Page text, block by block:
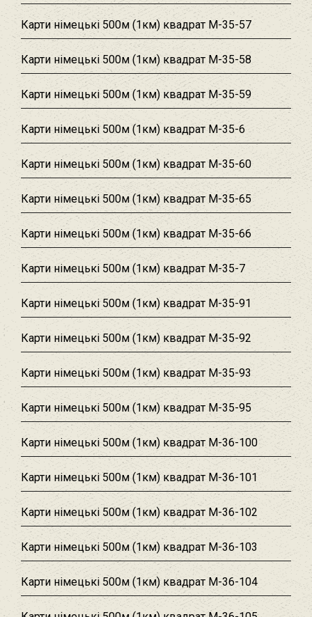
Карти німецькі 500м (1км) квадрат M-35-57
Карти німецькі 500м (1км) квадрат M-35-58
Карти німецькі 500м (1км) квадрат M-35-59
Карти німецькі 500м (1км) квадрат M-35-6
Карти німецькі 500м (1км) квадрат M-35-60
Карти німецькі 500м (1км) квадрат M-35-65
Карти німецькі 500м (1км) квадрат M-35-66
Карти німецькі 500м (1км) квадрат M-35-7
Карти німецькі 500м (1км) квадрат M-35-91
Карти німецькі 500м (1км) квадрат M-35-92
Карти німецькі 500м (1км) квадрат M-35-93
Карти німецькі 500м (1км) квадрат M-35-95
Карти німецькі 500м (1км) квадрат M-36-100
Карти німецькі 500м (1км) квадрат M-36-101
Карти німецькі 500м (1км) квадрат M-36-102
Карти німецькі 500м (1км) квадрат M-36-103
Карти німецькі 500м (1км) квадрат M-36-104